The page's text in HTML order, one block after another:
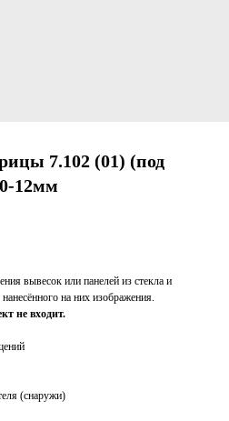
7.102 (01) (под
12мм
вывесок или панелей из стекла и
на них изображения.
не входит.
(снаружи)